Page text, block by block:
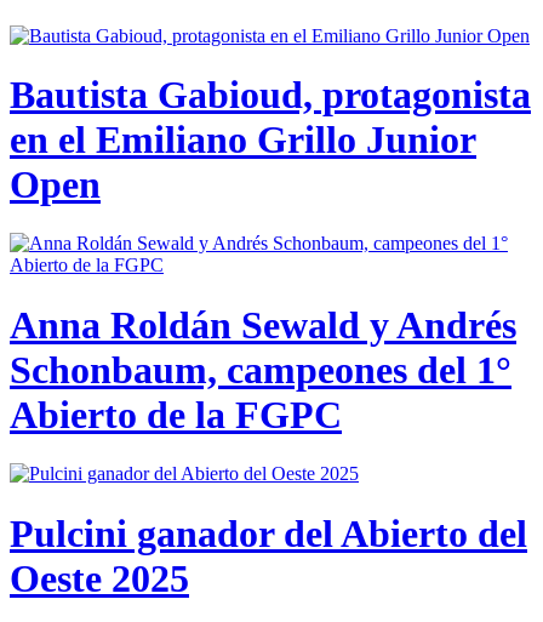
Bautista Gabioud, protagonista
en el Emiliano Grillo Junior
Open
Anna Roldán Sewald y Andrés
Schonbaum, campeones del 1°
Abierto de la FGPC
Pulcini ganador del Abierto del
Oeste 2025